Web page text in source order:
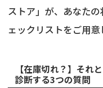
ストア」が、あなた
ェックリストをご用意
【在庫切れ？】それ
診断する3つの質問